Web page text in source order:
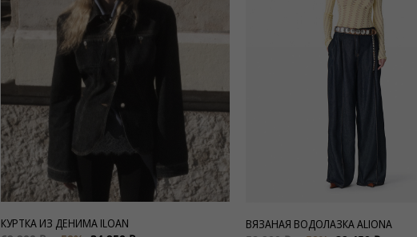
КУРТКА ИЗ ДЕНИМА ILOAN
ВЯЗАНАЯ ВОДОЛАЗКА ALIONA